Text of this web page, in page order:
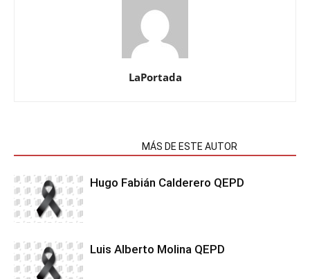
LaPortada
MÁS DE ESTE AUTOR
Hugo Fabián Calderero QEPD
Luis Alberto Molina QEPD